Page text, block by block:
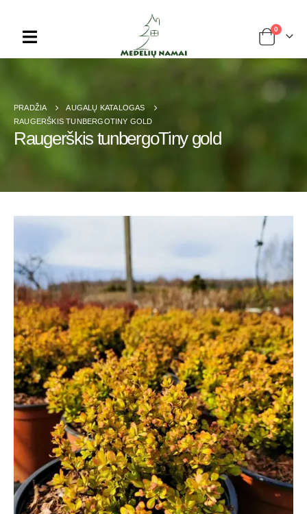
0
PRADŽIA
AUGALŲ KATALOGAS
RAUGERŠKIS TUNBERGOTINY GOLD
Raugerškis tunbergoTiny gold